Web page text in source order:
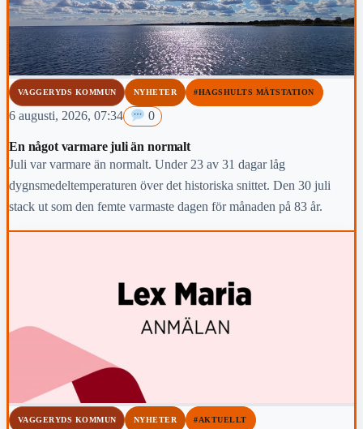
VAGGERYDS KOMMUN NYHETER #HAGSHULTS MÄTSTATION
6 augusti, 2026, 07:34 0
En något varmare juli än normalt
Juli var varmare än normalt. Under 23 av 31 dagar låg
dygnsmedeltemperaturen över det historiska snittet. Den 30 juli
stack ut som den femte varmaste dagen för månaden på 83 år.
VAGGERYDS KOMMUN NYHETER #AKTUELLT